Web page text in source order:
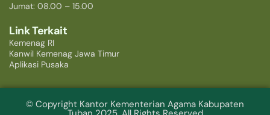
Jumat: 08.00 – 15.00
Link Terkait
Kemenag RI
Kanwil Kemenag Jawa Timur
Aplikasi Pusaka
© Copyright Kantor Kementerian Agama Kabupaten